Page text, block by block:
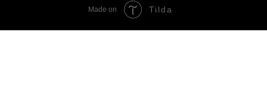
Made on Tilda